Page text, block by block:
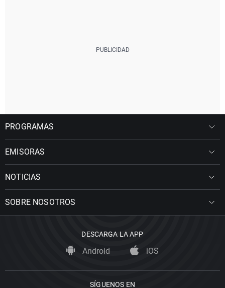
PROGRAMAS
EMISORAS
NOTICIAS
SOBRE NOSOTROS
DESCARGA LA APP
Android iOS
SÍGUENOS EN